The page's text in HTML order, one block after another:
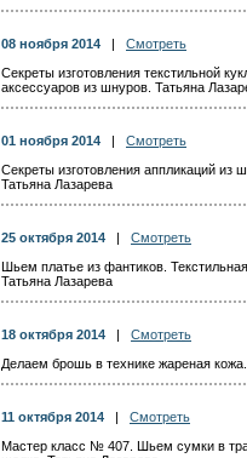
08 ноября 2014
Смотреть
Секреты изготовления текстильной
аксессуаров из шнуров. Татьяна
01 ноября 2014
Смотреть
Секреты изготовления аппликаций из
Татьяна Лазарева
25 октября 2014
Смотреть
Шьем платье из фантиков.
Татьяна Лазарева
18 октября 2014
Смотреть
Делаем брошь в технике жареная
11 октября 2014
Смотреть
Мастер класс № 407. Шьем сумки в